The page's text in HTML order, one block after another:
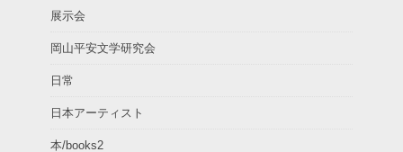
展示会
岡山平安文学研究会
日常
日本アーティスト
本/books2